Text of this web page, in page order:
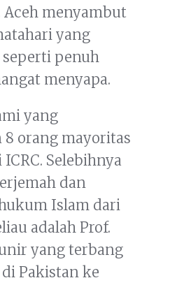
Aceh menyambut
yang
penuh
menyapa.
yang
orang mayoritas
Selebihnya
dan
Islam dari
adalah Prof.
yang terbang
Pakistan ke